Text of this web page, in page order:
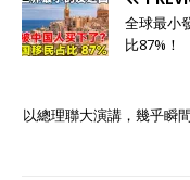
巴基斯坦空军的战斗机
架预警机，按照印度空
谋长辛格的意思，在空中
只有歼-10CE和JF-17枭
全球最小
比87%！
以總理聯大演講，幾乎瞬